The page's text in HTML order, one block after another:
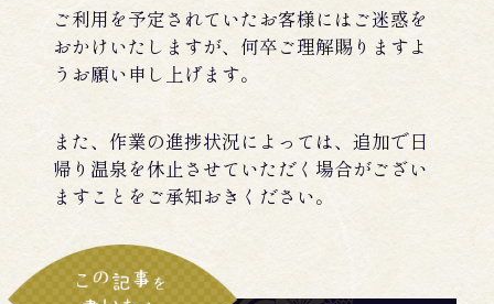
ご利用を予定されていたお客様にはご迷惑を
おかけいたしますが、何卒ご理解賜りますよ
うお願い申し上げます。
また、作業の進捗状況によっては、追加で日
帰り温泉を休止させていただく場合がござい
ますことをご承知おきください。